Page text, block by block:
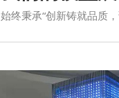
始终秉承“创新铸就品质